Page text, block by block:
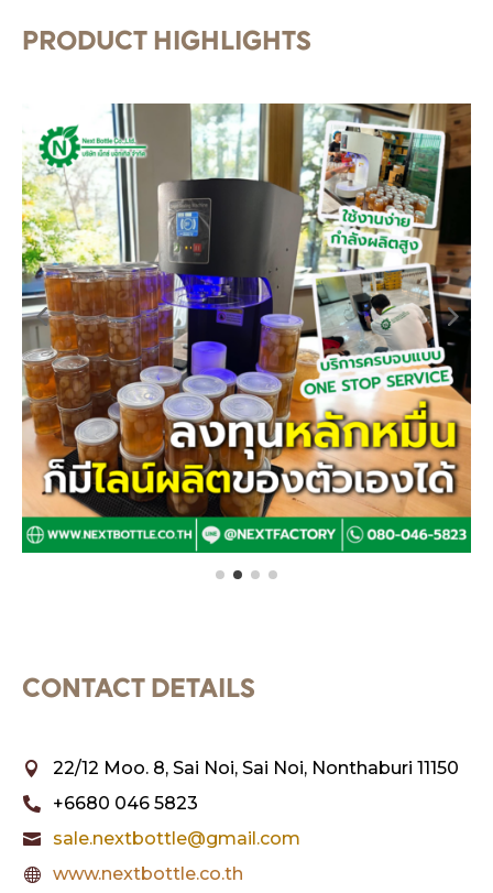
PRODUCT HIGHLIGHTS
CONTACT DETAILS
 22/12 Moo. 8, Sai Noi, Sai Noi, Nonthaburi 11150
 +6680 046 5823
 sale.nextbottle@gmail.com
 www.nextbottle.co.th